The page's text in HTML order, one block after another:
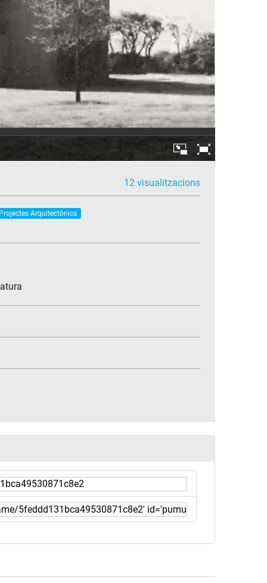
12 visualitzacions
Arquitectònics